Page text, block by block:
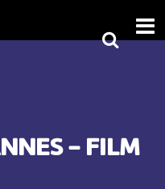
- FILM